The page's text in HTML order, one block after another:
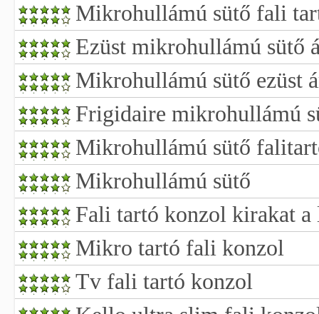
Mikrohullámú sütő fali
Ezüst mikrohullámú sütő
Mikrohullámú sütő ezüst
Frigidaire mikrohullámú
Mikrohullámú sütő
Mikrohullámú sütő
Fali tartó konzol kirakat a
Mikro tartó fali konzol
Tv fali tartó konzol